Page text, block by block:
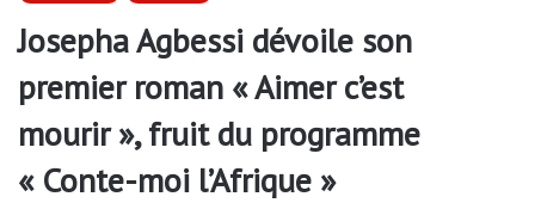
Josepha Agbessi dévoile son
premier roman « Aimer c’est
mourir », fruit du programme
« Conte-moi l’Afrique »